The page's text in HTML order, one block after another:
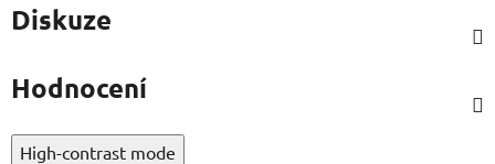
Diskuze
Hodnocení
High-contrast mode